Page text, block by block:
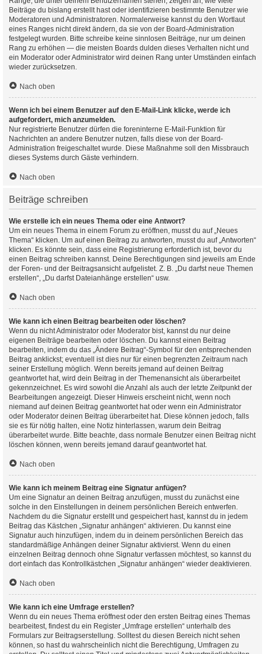
Beiträge du bislang erstellt hast oder identifizieren bestimmte Benutzer wie
Moderatoren und Administratoren. Normalerweise kannst du den Wortlaut
eines Ranges nicht direkt ändern, da sie von der Board-Administration
festgelegt wurden. Bitte schreibe keine sinnlosen Beiträge, nur um deinen
Rang zu erhöhen — die meisten Boards dulden dieses Verhalten nicht und
ein Moderator oder Administrator wird deinen Rang unter Umständen einfach
wieder zurücksetzen.
Nach oben
Wenn ich bei einem Benutzer auf den E-Mail-Link klicke, werde ich
aufgefordert, mich anzumelden.
Nur registrierte Benutzer dürfen die foreninterne E-Mail-Funktion für
Nachrichten an andere Benutzer nutzen, falls diese von der Board-
Administration freigeschaltet wurde. Diese Maßnahme soll den Missbrauch
dieses Systems durch Gäste verhindern.
Nach oben
Beiträge schreiben
Wie erstelle ich ein neues Thema oder eine Antwort?
Um ein neues Thema in einem Forum zu eröffnen, musst du auf „Neues
Thema“ klicken. Um auf einen Beitrag zu antworten, musst du auf „Antworten“
klicken. Es könnte sein, dass eine Registrierung erforderlich ist, bevor du
einen Beitrag schreiben kannst. Deine Berechtigungen sind jeweils am Ende
der Foren- und der Beitragsansicht aufgelistet. Z. B. „Du darfst neue Themen
erstellen“, „Du darfst Dateianhänge erstellen“ usw.
Nach oben
Wie kann ich einen Beitrag bearbeiten oder löschen?
Wenn du nicht Administrator oder Moderator bist, kannst du nur deine
eigenen Beiträge bearbeiten oder löschen. Du kannst einen Beitrag
bearbeiten, indem du das „Ändere Beitrag“-Symbol für den entsprechenden
Beitrag anklickst; eventuell ist dies nur für einen begrenzten Zeitraum nach
seiner Erstellung möglich. Wenn bereits jemand auf deinen Beitrag
geantwortet hat, wird dein Beitrag in der Themenansicht als überarbeitet
gekennzeichnet. Es wird sowohl die Anzahl als auch der letzte Zeitpunkt der
Bearbeitungen angezeigt. Dieser Hinweis erscheint nicht, wenn noch
niemand auf deinen Beitrag geantwortet hat oder wenn ein Administrator
oder Moderator deinen Beitrag überarbeitet hat. Diese können jedoch, falls
sie es für nötig halten, eine Notiz hinterlassen, warum dein Beitrag
überarbeitet wurde. Bitte beachte, dass normale Benutzer einen Beitrag nicht
löschen können, wenn bereits jemand darauf geantwortet hat.
Nach oben
Wie kann ich meinem Beitrag eine Signatur anfügen?
Um eine Signatur an deinen Beitrag anzufügen, musst du zunächst eine
solche in den Einstellungen in deinem persönlichen Bereich entwerfen.
Nachdem du die Signatur erstellt und gespeichert hast, kannst du in jedem
Beitrag das Kästchen „Signatur anhängen“ aktivieren. Du kannst eine
Signatur auch hinzufügen, indem du in deinem persönlichen Bereich das
standardmäßige Anhängen deiner Signatur aktivierst. Wenn du einen
einzelnen Beitrag dennoch ohne Signatur verfassen möchtest, so kannst du
dort einfach das Kontrollkästchen „Signatur anhängen“ wieder deaktivieren.
Nach oben
Wie kann ich eine Umfrage erstellen?
Wenn du ein neues Thema eröffnest oder den ersten Beitrag eines Themas
bearbeitest, findest du ein Register „Umfrage erstellen“ unterhalb des
Formulars zur Beitragserstellung. Solltest du diesen Bereich nicht sehen
können, so hast du wahrscheinlich nicht die Berechtigung, Umfragen zu